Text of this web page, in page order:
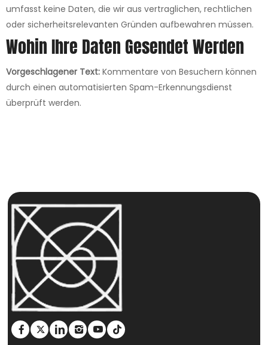
umfasst keine Daten, die wir aus vertraglichen, rechtlichen
oder sicherheitsrelevanten Gründen aufbewahren müssen.
Wohin Ihre Daten Gesendet Werden
Vorgeschlagener Text: Kommentare von Besuchern können
durch einen automatisierten Spam-Erkennungsdienst
überprüft werden.